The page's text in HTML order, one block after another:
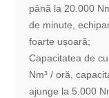
până la 20.000
de minute,
foarte ușoară;
Capacitatea de
Nm³ / oră,
ajunge la 5.000